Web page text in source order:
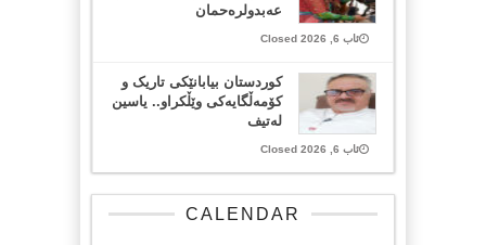
عەبدولرەحمان
ئاب 6, 2026 Closed
کوردستان بیابانێکی تاریک و
کۆمەڵگایەکی وێڵکراو.. یاسین
لەتیف
ئاب 6, 2026 Closed
CALENDAR